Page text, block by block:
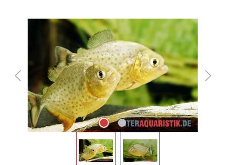
Bildergalerie überspringen